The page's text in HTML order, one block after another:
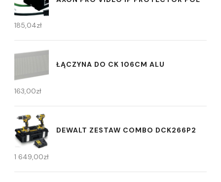
185,04zł
ŁĄCZYNA DO CK 106CM ALU
163,00zł
DEWALT ZESTAW COMBO DCK266P2
1 649,00zł